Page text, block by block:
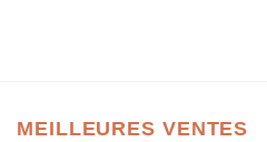
MEILLEURES VENTES